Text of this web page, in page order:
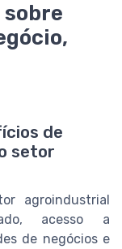
de
setor
agroindustrial
acesso a
de negócios e